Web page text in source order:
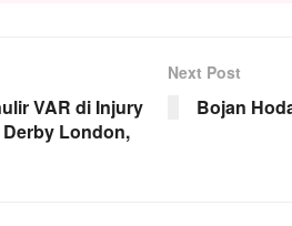
VAR di Injury
London,
Next Post
Bojan